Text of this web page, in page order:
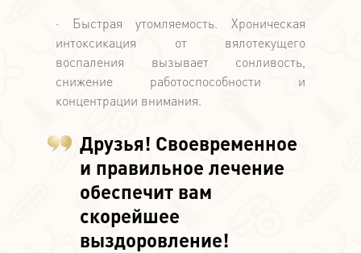
· Быстрая утомляемость. Хроническая
интоксикация от вялотекущего
воспаления вызывает сонливость,
снижение работоспособности и
концентрации внимания.
Друзья! Своевременное
и правильное лечение
обеспечит вам
скорейшее
выздоровление!